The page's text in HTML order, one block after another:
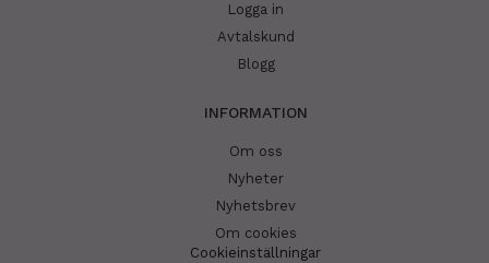
Logga in
Avtalskund
Blogg
INFORMATION
Om oss
Nyheter
Nyhetsbrev
Om cookies
Cookieinställningar